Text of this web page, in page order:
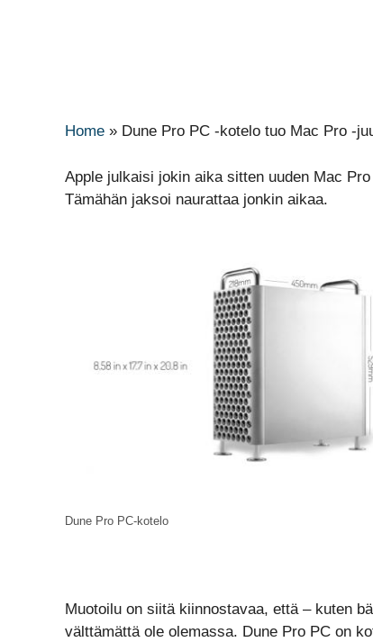
Home » Dune Pro PC -kotelo tuo Mac Pro -
Apple julkaisi jokin aika sitten uuden Mac
Tämähän jaksoi naurattaa jonkin aikaa.
Dune Pro PC-kotelo
Muotoilu on siitä kiinnostavaa, että – kuten
välttämättä ole olemassa. Dune Pro PC on